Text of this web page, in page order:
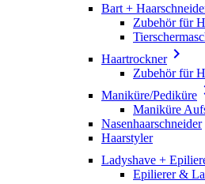
Bart +
Zubehör für
Haartrockner
Zubehör für
Maniküre/Pediküre
Maniküre
Nasenhaarschneider
Haarstyler
Ladyshave +
Epilierer &